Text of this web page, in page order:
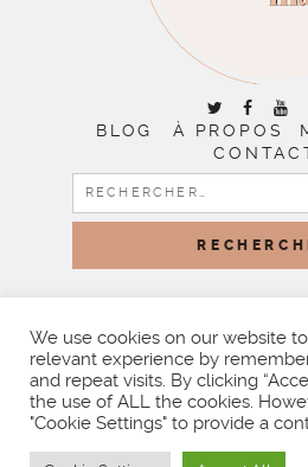
BLOG À PROPOS
BY LITTLE
We use cookies on our website
relevant experience by
and repeat visits. By clicking
the use of ALL the cookies.
"Cookie Settings" to provide a